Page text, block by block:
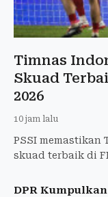
Timnas
Skuad
2026
10 jam lalu
PSSI memastikan
skuad terbaik di
DPR